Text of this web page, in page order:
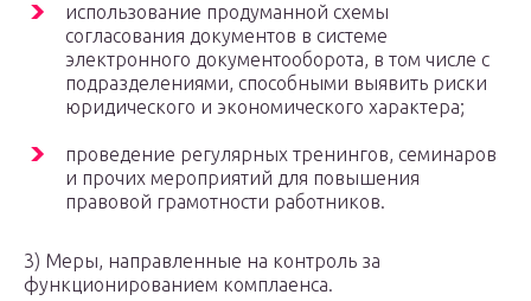
использование продуманной схемы
согласования документов в системе
электронного документооборота, в том числе с
подразделениями, способными выявить риски
юридического и экономического характера;
проведение регулярных тренингов, семинаров
и прочих мероприятий для повышения
правовой грамотности работников.
3) Меры, направленные на контроль за
функционированием комплаенса.